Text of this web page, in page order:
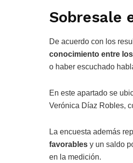
Sobresale
De acuerdo con los
conocimiento entre
o haber escuchado
En este apartado se
Verónica Díaz Robles,
La encuesta además
favorables y un saldo
en la medición.